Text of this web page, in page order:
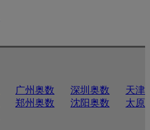
广州奥数 深圳奥数
天津
郑州奥数 沈阳奥数
太原